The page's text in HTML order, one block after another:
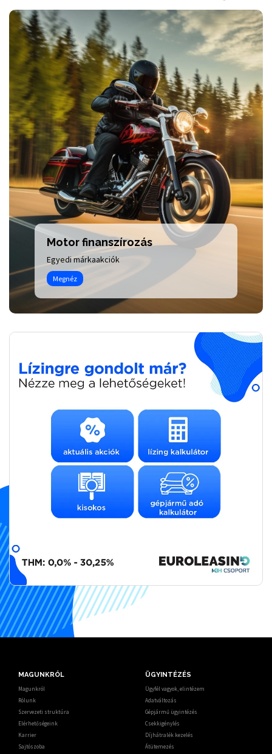
Motor finanszírozás
Egyedi márkaakciók
Megnéz
MAGUNKRÓL
Magunkról
Rólunk
Szervezeti struktúra
Elérhetőségeink
Karrier
Sajtószoba
ÜGYINTÉZÉS
Ügyfél vagyok, elintézem
Adatváltozás
Gépjármű ügyintézés
Csekkigénylés
Díjhátralék kezelés
Átütemezés